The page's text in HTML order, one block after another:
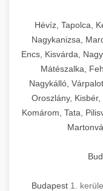
Hévíz, Tapolca,
Nagykanizsa,
Encs, Kisvárda,
Mátészalka,
Nagykálló,
Oroszlány,
Komárom, Tata,
Budapest 1.